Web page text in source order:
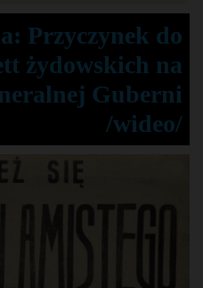
Przyczynek do
żydowskich na
Guberni
/wideo/